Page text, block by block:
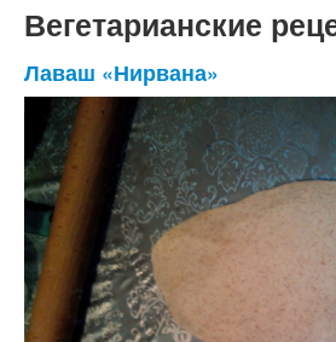
Вегетарианские
Лаваш «Нирвана»